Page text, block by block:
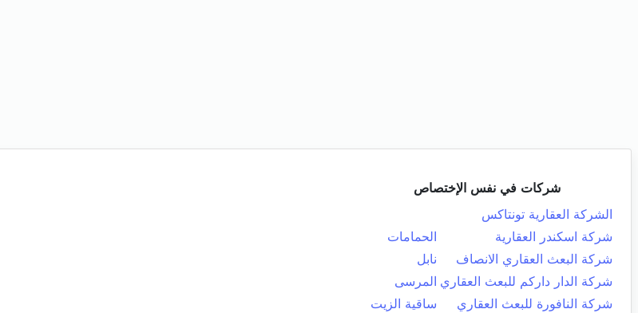
شركات في نفس الإختصاص
الشركة العقارية تونتاكس
شركة اسكندر العقارية
الحمامات
شركة البعث العقاري الانصاف
نابل
شركة الدار داركم للبعث العقاري المرسى
شركة النافورة للبعث العقاري
ساقية الزيت